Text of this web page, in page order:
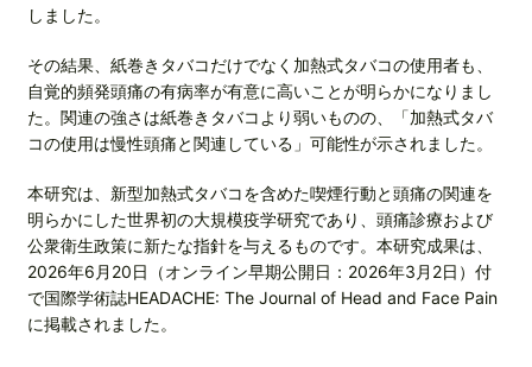
しました。
その結果、紙巻きタバコだけでなく加熱式タバコの使用者も、
自覚的頻発頭痛の有病率が有意に高いことが明らかになりまし
た。関連の強さは紙巻きタバコより弱いものの、「加熱式タバ
コの使用は慢性頭痛と関連している」可能性が示されました。
本研究は、新型加熱式タバコを含めた喫煙行動と頭痛の関連を
明らかにした世界初の大規模疫学研究であり、頭痛診療および
公衆衛生政策に新たな指針を与えるものです。本研究成果は、
2026年6月20日（オンライン早期公開日：2026年3月2日）付
で国際学術誌HEADACHE: The Journal of Head and Face Pain
に掲載されました。